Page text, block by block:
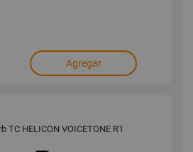
Agregar
TC HELICON VOICETONE R1